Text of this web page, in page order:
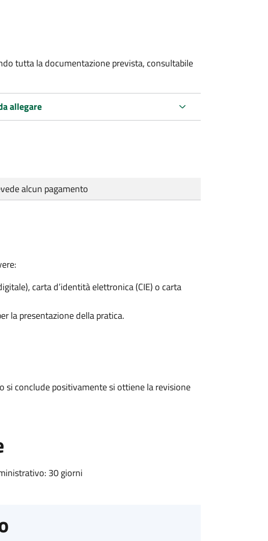
tutta la documentazione prevista, consultabile
allegare
alcun pagamento
carta d’identità elettronica (CIE) o carta
la presentazione della pratica.
conclude positivamente si ottiene la revisione
30 giorni